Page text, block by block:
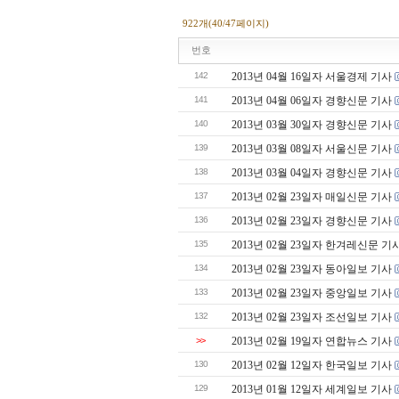
922개(40/47페이지)
번호
142 2013년 04월 16일자 서울경제 기사
141 2013년 04월 06일자 경향신문 기사
140 2013년 03월 30일자 경향신문 기사
139 2013년 03월 08일자 서울신문 기사
138 2013년 03월 04일자 경향신문 기사
137 2013년 02월 23일자 매일신문 기사
136 2013년 02월 23일자 경향신문 기사
135 2013년 02월 23일자 한겨레신문 기
134 2013년 02월 23일자 동아일보 기사
133 2013년 02월 23일자 중앙일보 기사
132 2013년 02월 23일자 조선일보 기사
>> 2013년 02월 19일자 연합뉴스 기사
130 2013년 02월 12일자 한국일보 기사
129 2013년 01월 12일자 세계일보 기사